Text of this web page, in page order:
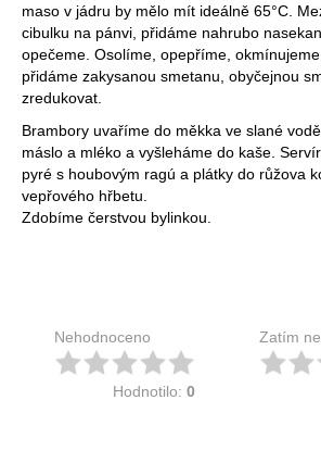
maso v jádru by mělo mít ideálně 65°C.
cibulku na pánvi, přidáme nahrubo
opečeme. Osolíme, opepříme,
přidáme zakysanou smetanu, obyčejnou
zredukovat.
Brambory uvaříme do měkka ve slané
máslo a mléko a vyšleháme do kaše.
pyré s houbovým ragú a plátky do růžova
vepřového hřbetu.
Zdobíme čerstvou bylinkou.
Nehodnoceno
Hodnotilo: 0
Zatím